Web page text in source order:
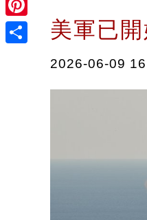
Pinterest 美軍已
2026-06-09